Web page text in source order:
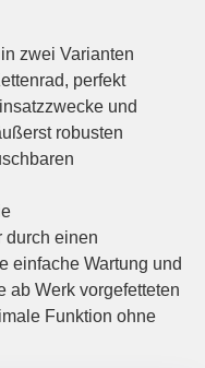
zwei Varianten
perfekt
und
robusten
durch einen
einfache Wartung und
ab Werk vorgefetteten
Funktion ohne